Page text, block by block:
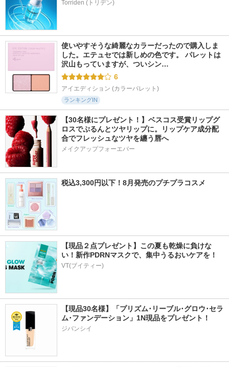
使いやすそうな綺麗なカラーだったので購入しま
した。エテュセでは新しめの色です。 パレットは
沢山もっていますが、ついシン…
6
アイエディション (カラーパレット)
ランキングIN
【30名様にプレゼント！】ベスコス受賞リップグ
ロスでぷるんとツヤリップに。リップケア成分配
合でフレッシュなツヤを纏う唇へ
メイクアップフォーエバー
税込3,300円以下！8月発売のプチプラコスメ
【現品２点プレゼント】この夏も乾燥に負けな
い！新作PDRNマスクで、集中うるおいケアを！
VT(ブイティー)
【現品30名様】「プリズム･リーブル･グロウ･セラ
ジバンシイ